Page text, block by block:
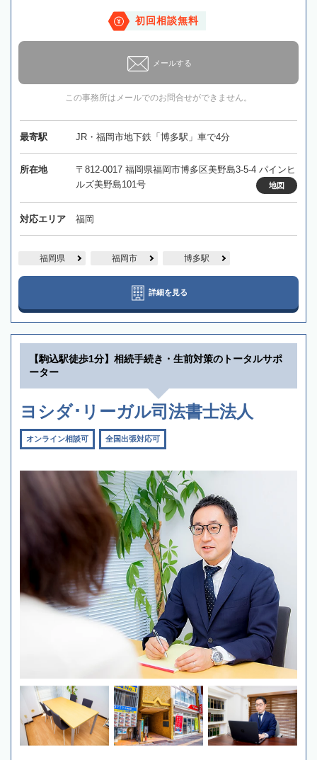
初回相談無料
メールする
この事務所はメールでのお問合せができません。
最寄駅 JR・福岡市地下鉄「博多駅」車で4分
所在地
〒812-0017 福岡県福岡市博多区美野島3-5-4 パインヒ
ルズ美野島101号
地図
対応エリア 福岡
福岡県 福岡市 博多駅
詳細を見る
【駒込駅徒歩1分】相続手続き・生前対策のトータルサポ
ーター
ヨシダ･リーガル司法書士法人
オンライン相談可 全国出張対応可